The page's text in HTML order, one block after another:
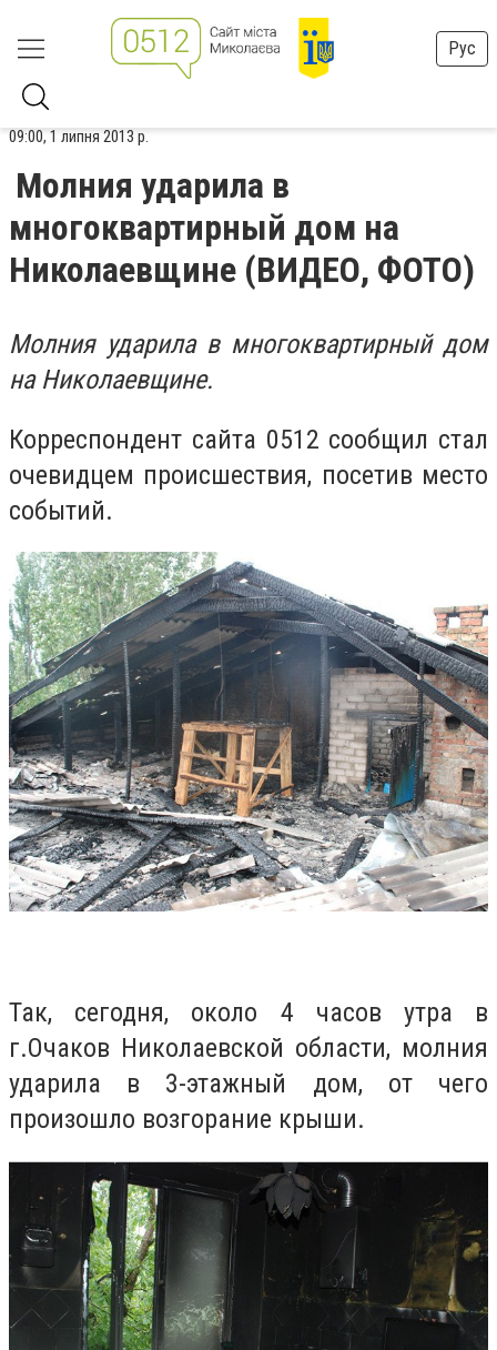
Рус
09:00, 1 липня 2013 р.
Молния ударила в
многоквартирный дом на
Николаевщине (ВИДЕО, ФОТО)
Молния ударила в многоквартирный дом
на Николаевщине.
Корреспондент сайта 0512 сообщил стал
очевидцем происшествия, посетив место
событий.
Так, сегодня, около 4 часов утра в
г.Очаков Николаевской области, молния
ударила в 3-этажный дом, от чего
произошло возгорание крыши.